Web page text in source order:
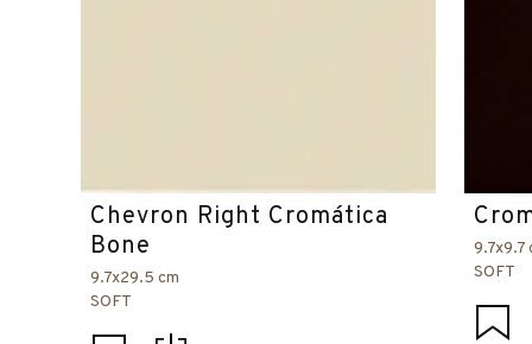
Chevron Right Cromática
Bone
9.7x29.5 cm
SOFT
9.7x9.7
SOFT